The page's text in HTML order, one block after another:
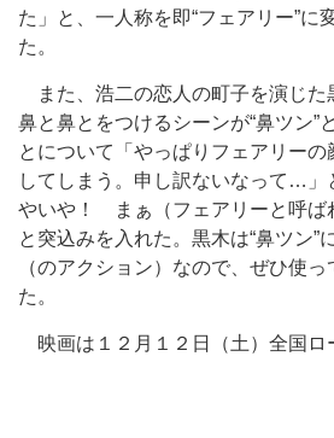
た」と、一人称を即“フェアリー”に
た。
また、浩二の恋人の町子を演じた
鼻と鼻とをつけるシーンが“鼻ツン”
とについて「やっぱりフェアリー
してしまう。申し訳ないなって…」
やいや！ まぁ（フェアリーと呼ば
と突込みを入れた。黒木は“鼻ツン”
（のアクション）なので、ぜひ使
た。
映画は１２月１２日（土）全国ロ